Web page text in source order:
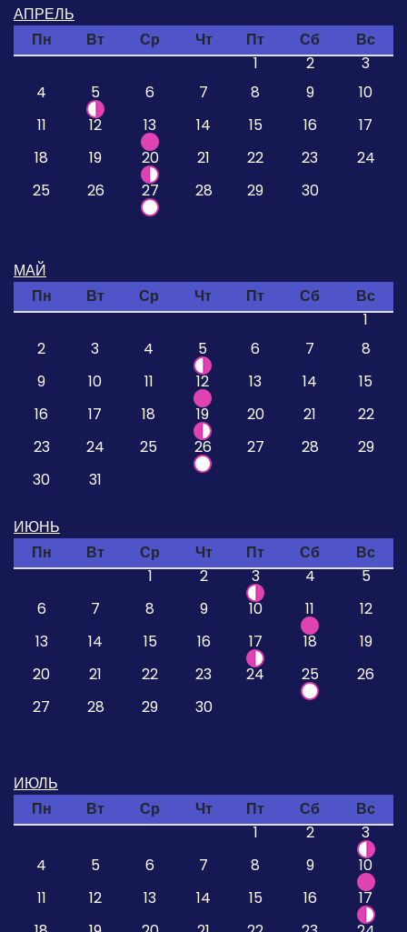
АПРЕЛЬ
Пн
Вт Ср Чт Пт Сб
Вс
1
2
3
4
5 6 7 8 9
10
11
12 13 14 15 16
17
18
19 20 21 22 23
24
25
26 27 28 29 30
МАЙ
Пн
Вт Ср Чт Пт Сб
Вс
1
2
3 4 5 6 7
8
9
10 11 12 13 14
15
16
17 18 19 20 21
22
23
24 25 26 27 28
29
30
31
ИЮНЬ
Пн
Вт Ср Чт Пт Сб
Вс
1
2 3 4
5
6
7 8 9 10 11
12
13
14 15 16 17 18
19
20
21 22 23 24 25
26
27
28 29 30
ИЮЛЬ
Пн
Вт Ср Чт Пт Сб
Вс
1
2
3
4
5 6 7 8 9
10
11
12 13 14 15 16
17